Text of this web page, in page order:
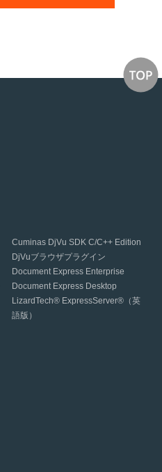
Cuminas DjVu SDK C/C++ Edition
DjVuブラウザプラグイン
Document Express Enterprise
Document Express Desktop
LizardTech® ExpressServer®（英
語版）